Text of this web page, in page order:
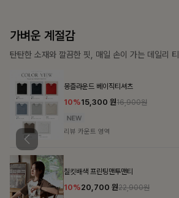
가장 쉬운 코디
특별한 날부터 일상까지 함께하는 룩
57,600
밴스트라이프 스트링원피스
25%35,100 원46,800원